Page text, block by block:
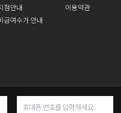
점안내
이용약관
급여수가 안내